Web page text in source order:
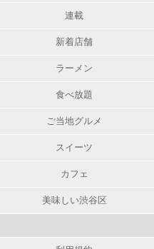
連載
新着店舗
ラーメン
食べ放題
ご当地グルメ
スイーツ
カフェ
美味しい渋谷区